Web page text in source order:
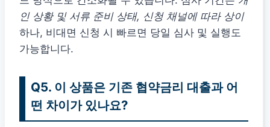
인 상황 및 서류 준비 상태, 신청 채널에 따라 상이
하나, 비대면 신청 시 빠르면 당일 심사 및 실행도
가능합니다.
Q5. 이 상품은 기존 협약금리 대출과 어
떤 차이가 있나요?